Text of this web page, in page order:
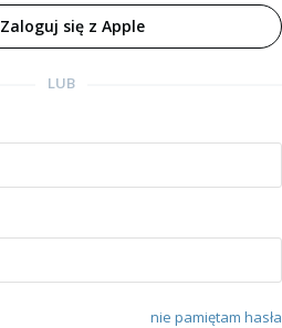
Zaloguj się z Apple
LUB
nie pamiętam hasła